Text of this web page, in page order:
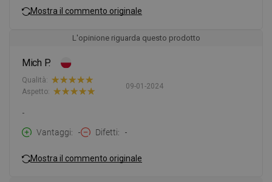
Mostra il commento originale
L'opinione riguarda questo prodotto
Mich P.
09-01-2024
Qualità:
Aspetto:
-
Vantaggi
- Difetti -
Mostra il commento originale